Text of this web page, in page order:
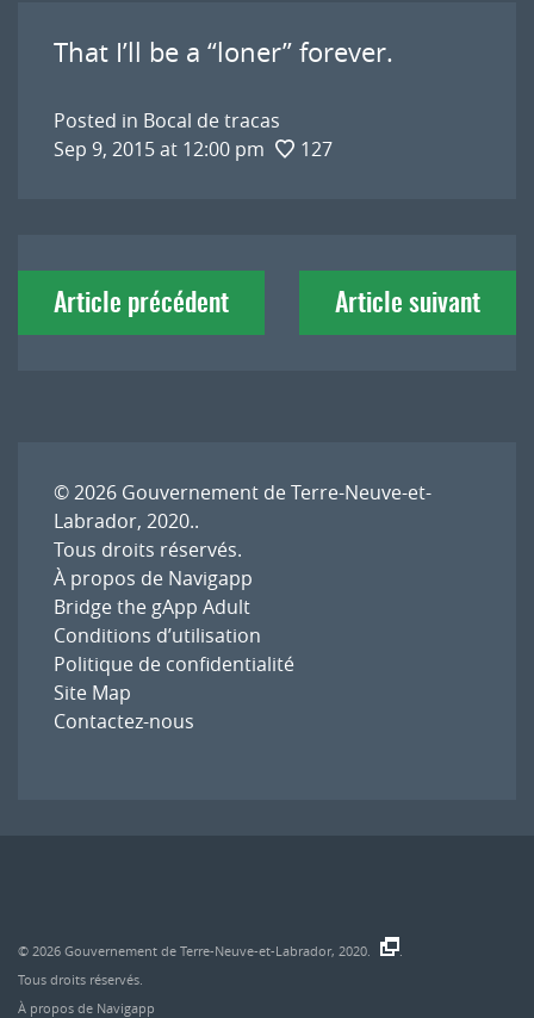
That I’ll be a “loner” forever.
Posted in Bocal de tracas
Sep 9, 2015 at 12:00 pm
127
Navigation
deArticle précédent Article suivant
© 2026 Gouvernement de Terre-Neuve-et-
Labrador, 2020..
Tous droits réservés.
À propos de Navigapp
Bridge the gApp Adult
Conditions d’utilisation
Politique de confidentialité
Site Map
Contactez-nous
© 2026 Gouvernement de Terre-Neuve-et-Labrador, 2020.
Tous droits réservés.
À propos de Navigapp